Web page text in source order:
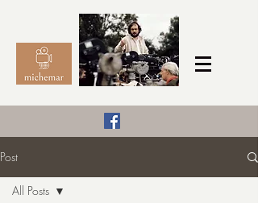
michemar
Post
All Posts